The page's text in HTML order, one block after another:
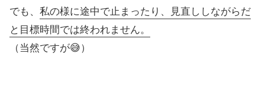
でも、 私の様に途中で止まったり、見直ししながらだ
と目標時間では終われません。
（当然ですが😅）